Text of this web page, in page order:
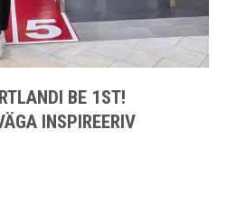
BE 1ST!
INSPIREERIV